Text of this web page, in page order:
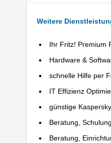
Weitere
Ihr Fritz! Premium
Hardware &
schnelle Hilfe per
IT Effizienz
günstige
Beratung,
Beratung,